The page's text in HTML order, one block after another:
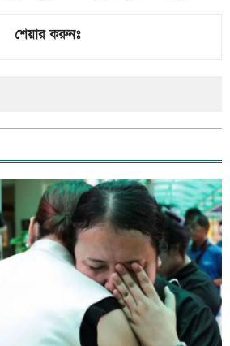
শেয়ার করুনঃ